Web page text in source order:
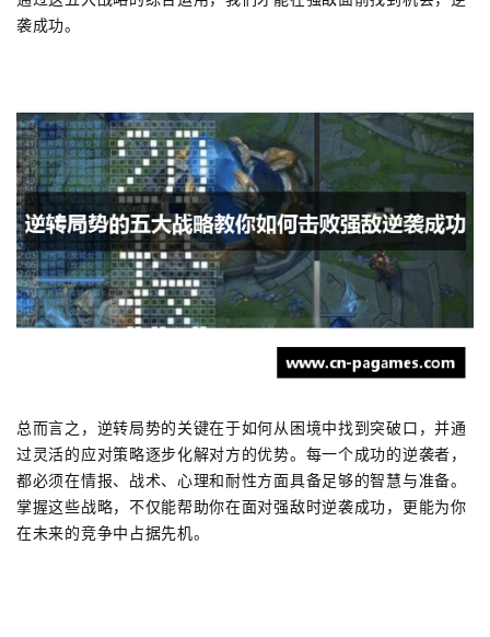
袭成功。
总而言之，逆转局势的关键在于如何从困境中找到突破口，并通
过灵活的应对策略逐步化解对方的优势。每一个成功的逆袭者，
都必须在情报、战术、心理和耐性方面具备足够的智慧与准备。
掌握这些战略，不仅能帮助你在面对强敌时逆袭成功，更能为你
在未来的竞争中占据先机。